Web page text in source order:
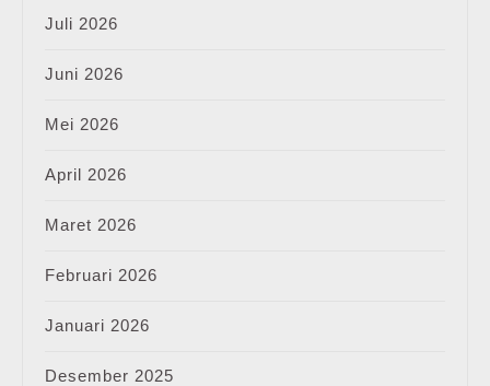
Juli 2026
Juni 2026
Mei 2026
April 2026
Maret 2026
Februari 2026
Januari 2026
Desember 2025